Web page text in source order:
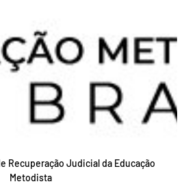
Recuperação Judicial da Educação
Metodista